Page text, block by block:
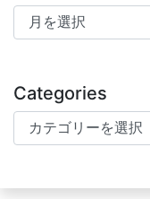
Archives
Categories
Categories